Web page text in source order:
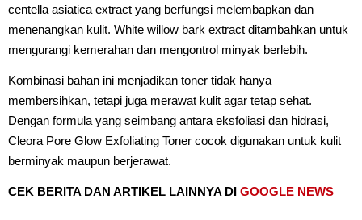
centella asiatica extract yang berfungsi melembapkan dan
menenangkan kulit. White willow bark extract ditambahkan untuk
mengurangi kemerahan dan mengontrol minyak berlebih.
Kombinasi bahan ini menjadikan toner tidak hanya
membersihkan, tetapi juga merawat kulit agar tetap sehat.
Dengan formula yang seimbang antara eksfoliasi dan hidrasi,
Cleora Pore Glow Exfoliating Toner cocok digunakan untuk kulit
berminyak maupun berjerawat.
CEK BERITA DAN ARTIKEL LAINNYA DI GOOGLE NEWS